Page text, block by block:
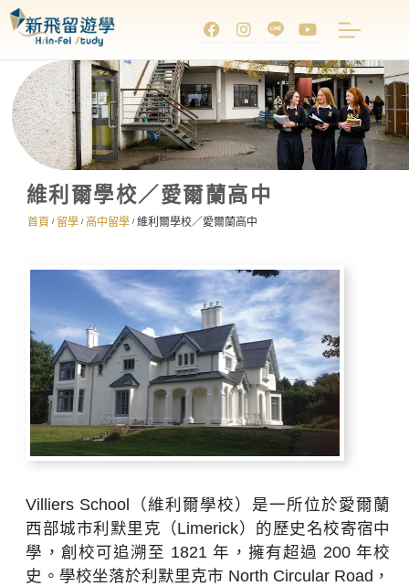
維利爾學校／愛爾蘭高中
首頁 / 留學 / 高中留學 / 維利爾學校／愛爾蘭高中
Villiers School（維利爾學校）是一所位於愛爾蘭
西部城市利默里克（Limerick）的歷史名校寄宿中
學，創校可追溯至 1821 年，擁有超過 200 年校
史。學校坐落於利默里克市 North Circular Road，